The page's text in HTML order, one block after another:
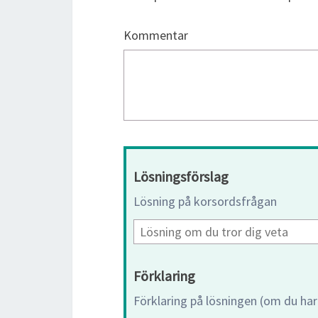
Kommentar
Lösningsförslag
Lösning på korsordsfrågan
Förklaring
Förklaring på lösningen (om du